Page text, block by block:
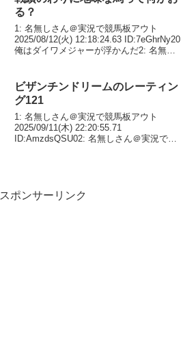
る？
1: 名無しさん＠実況で競馬板アウト
2025/08/12(火) 12:18:24.63 ID:7eGhrNy20
俺はダイワメジャーが浮かんだ2: 名無し
ビザンチンドリームのレーティン
グ121
1: 名無しさん＠実況で競馬板アウト
2025/09/11(木) 22:20:55.71
ID:AmzdsQSU02: 名無しさん＠実況で競
スポンサーリンク